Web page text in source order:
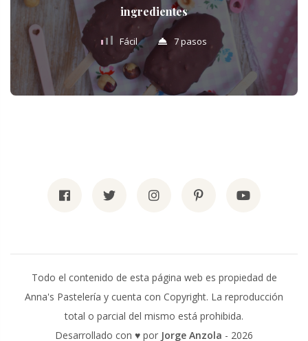
ingredientes
Fácil 7 pasos
Todo el contenido de esta página web es propiedad de
Anna's Pastelería y cuenta con Copyright. La reproducción
total o parcial del mismo está prohibida.
Desarrollado con ♥️ ️ por Jorge Anzola - 2026